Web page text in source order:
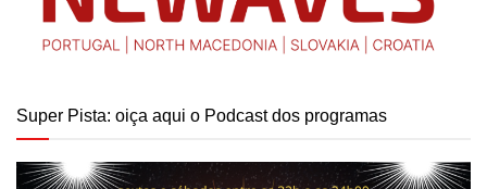
Super Pista: oiça aqui o Podcast dos programas